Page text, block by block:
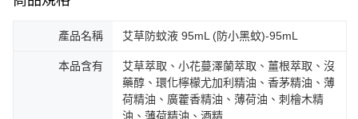
產品名稱 艾草防蚊液 95mL (防小黑蚊)-95mL
本品含有
艾草萃取、小花蔓澤蘭萃取、薑根萃取、沒
藥醇、環化檸檬尤加利精油、香茅精油、薄
荷精油、廣藿香精油、薄荷油、刺檜木精
油、薄荷精油、酒精